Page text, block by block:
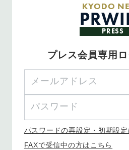
KYODO
PRESS
プレス会員専用
パスワードの再設定・初期設定
FAXで受信中の方はこちら